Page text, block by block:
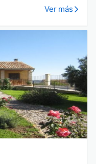
Ver más